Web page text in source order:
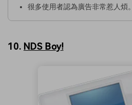
很多使用者認為廣告非常惹人煩。
10. NDS Boy!